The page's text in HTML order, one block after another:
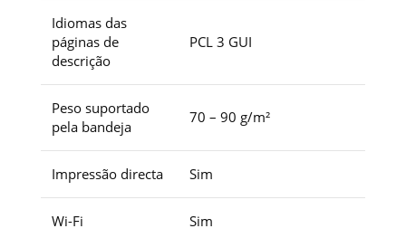
Idiomas das
páginas de
descrição
PCL 3 GUI
Peso suportado
pela bandeja
70 – 90 g/m²
Impressão directa Sim
Wi-Fi Sim